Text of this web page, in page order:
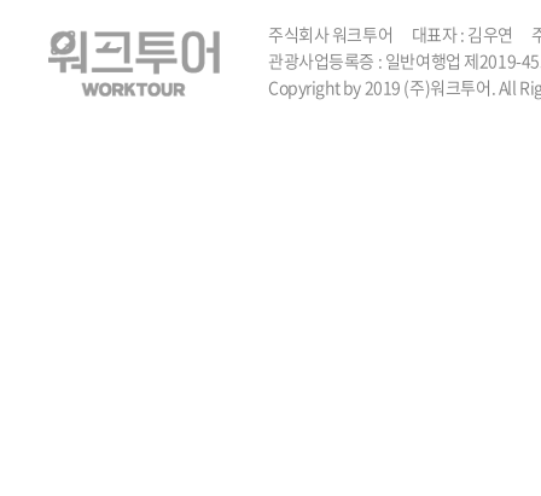
주식회사 워크투어 대표자 : 김우연
관광사업등록증 : 일반여행업 제
Copyright by 2019 (주)워크투어. All